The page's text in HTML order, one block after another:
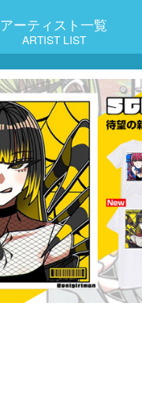
アーティスト一覧
ARTIST LIST